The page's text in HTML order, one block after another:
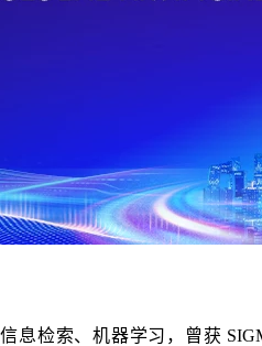
检索、机器学习，曾获